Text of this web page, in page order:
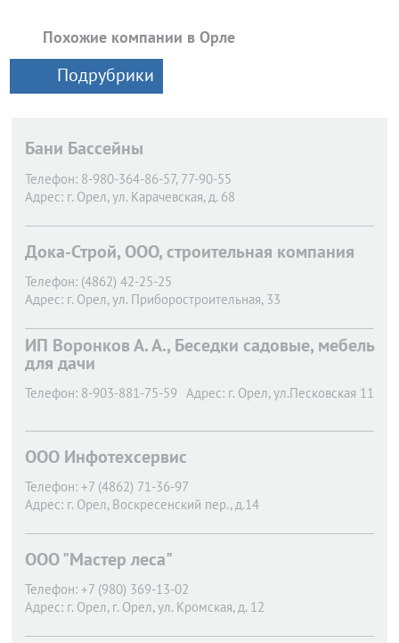
Похожие компании в Орле
Подрубрики
Бани Бассейны
Телефон: 8-980-364-86-57, 77-90-55
Адрес: г. Орел, ул. Карачевская, д. 68
Дока-Строй, ООО, строительная компания
Телефон: (4862) 42-25-25
Адрес: г. Орел, ул. Приборостроительная, 33
ИП Воронков А. А., Беседки садовые, мебель
для дачи
Телефон: 8-903-881-75-59 Адрес: г. Орел, ул.Песковская 11
ООО Инфотехсервис
Телефон: +7 (4862) 71-36-97
Адрес: г. Орел, Воскресенский пер., д.14
ООО "Мастер леса"
Телефон: +7 (980) 369-13-02
Адрес: г. Орел, г. Орел, ул. Кромская, д. 12